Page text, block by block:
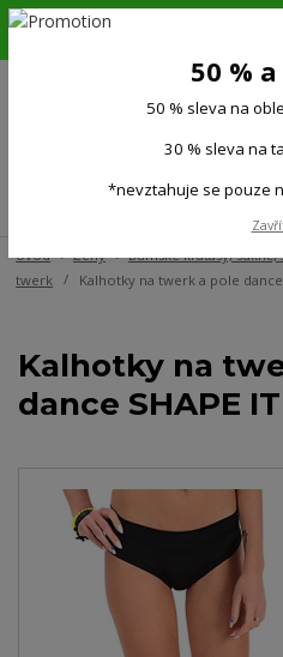
6.-16.8.26. DOVOLENÁ !!! 50 %
(Po-Pá 9:00-15.00)
Úvod Ženy Dámské kraťasy, sukně,
twerk
Kalhotky na twerk a pole dance
Kalhotky na
dance SHAPE IT
50 %
50 % sleva na
30 % sleva na
*nevztahuje se pouze